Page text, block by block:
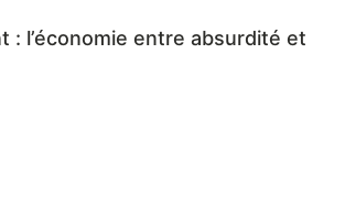
: l’économie entre absurdité et